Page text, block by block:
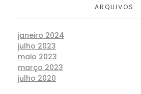
ARQUIVOS
janeiro 2024
julho 2023
maio 2023
março 2023
julho 2020